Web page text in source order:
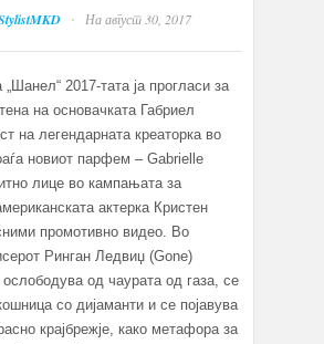
· На август 30, 2017
2017-тата ја прогласи за
на основачката Габриел
на легендарната креаторка во
новиот парфем – Gabrielle
лице во кампањата за
актерка Кристен
промотивно видео. Во
Ринган Ледвиџ (Gone)
од чаурата од газа, се
со дијаманти и се појавува
крајбрежје, како метафора за